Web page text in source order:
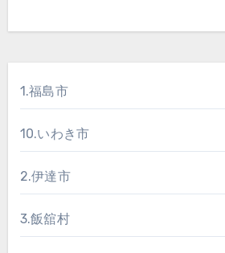
1.福島市
10.いわき市
2.伊達市
3.飯舘村